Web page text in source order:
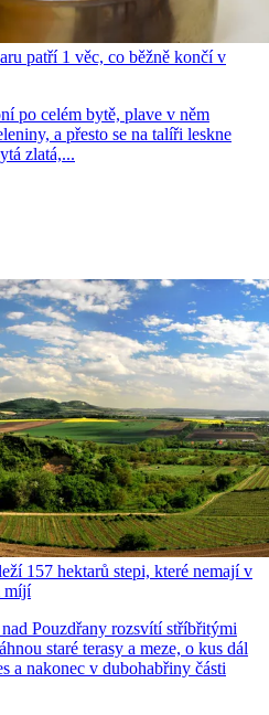
patří 1 věc, co běžně končí v
po celém bytě, plave v něm
a přesto se na talíři leskne
zlatá,...
157 hektarů stepi, které nemají v
míjí
Pouzdřany rozsvítí stříbřitými
staré terasy a meze, o kus dál
a nakonec v dubohabřiny části